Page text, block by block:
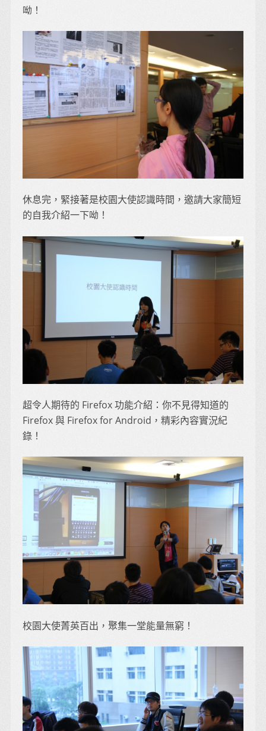
呦！
休息完，緊接著是校園大使認識時間，邀請大家簡短
的自我介紹一下呦！
超令人期待的 Firefox 功能介紹：你不見得知道的
Firefox 與 Firefox for Android，精彩內容實況紀
錄！
校園大使菁英百出，聚集一堂能量無窮！